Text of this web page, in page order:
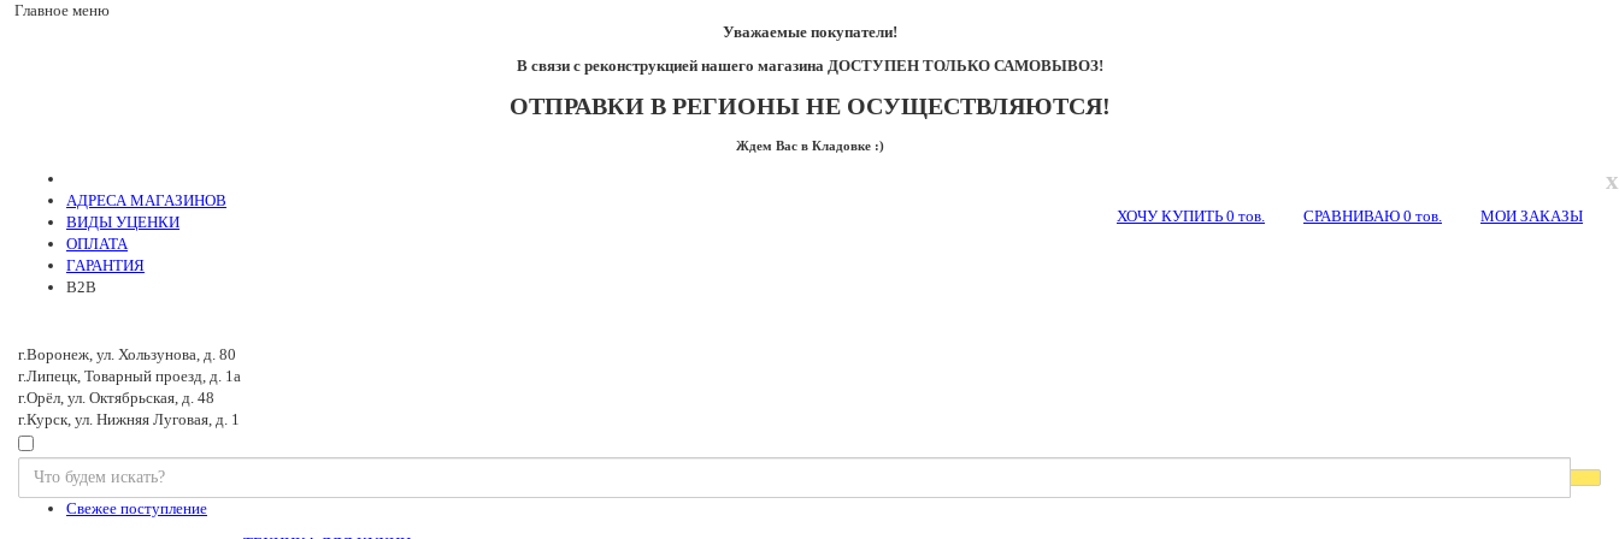
Главное меню
Уважаемые покупатели!
В связи с реконструкцией нашего магазина ДОСТУПЕН ТОЛЬКО САМОВЫВОЗ!
ОТПРАВКИ В РЕГИОНЫ НЕ ОСУЩЕСТВЛЯЮТСЯ!
Ждем Вас в Кладовке :)
x
АДРЕСА МАГАЗИНОВ
ВИДЫ УЦЕНКИ
ОПЛАТА
ГАРАНТИЯ
B2B
ХОЧУ КУПИТЬ 0 тов. СРАВНИВАЮ 0 тов. МОИ ЗАКАЗЫ
г.Воронеж, ул. Хользунова, д. 80
г.Липецк, Товарный проезд, д. 1а
г.Орёл, ул. Октябрьская, д. 48
г.Курск, ул. Нижняя Луговая, д. 1
Свежее поступление